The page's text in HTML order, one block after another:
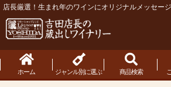
店長厳選！生まれ年のワインにオリジナルメッセー
ホーム ジャンル別に選ぶ 商品検索